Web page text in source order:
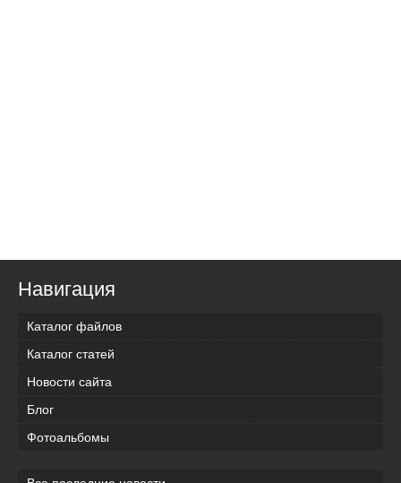
Навигация
Каталог файлов
Каталог статей
Новости сайта
Блог
Фотоальбомы